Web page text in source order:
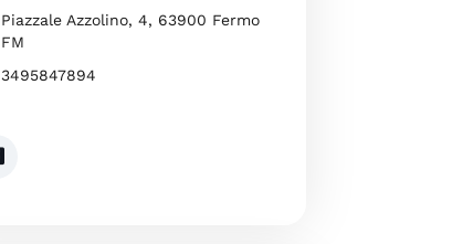
Piazzale Azzolino, 4, 63900 Fermo
FM
3495847894